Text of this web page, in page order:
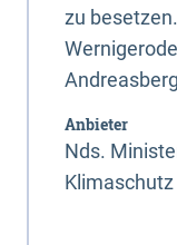
zu
Anbieter
Nds.
Klimaschutz